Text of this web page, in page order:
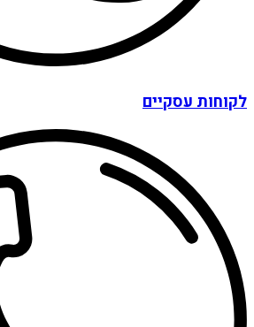
לקוחות עסקיים